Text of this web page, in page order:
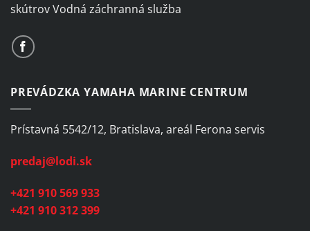
skútrov Vodná záchranná služba
PREVÁDZKA YAMAHA MARINE CENTRUM
Prístavná 5542/12, Bratislava, areál Ferona servis
predaj@lodi.sk
+421 910 569 933
+421 910 312 399